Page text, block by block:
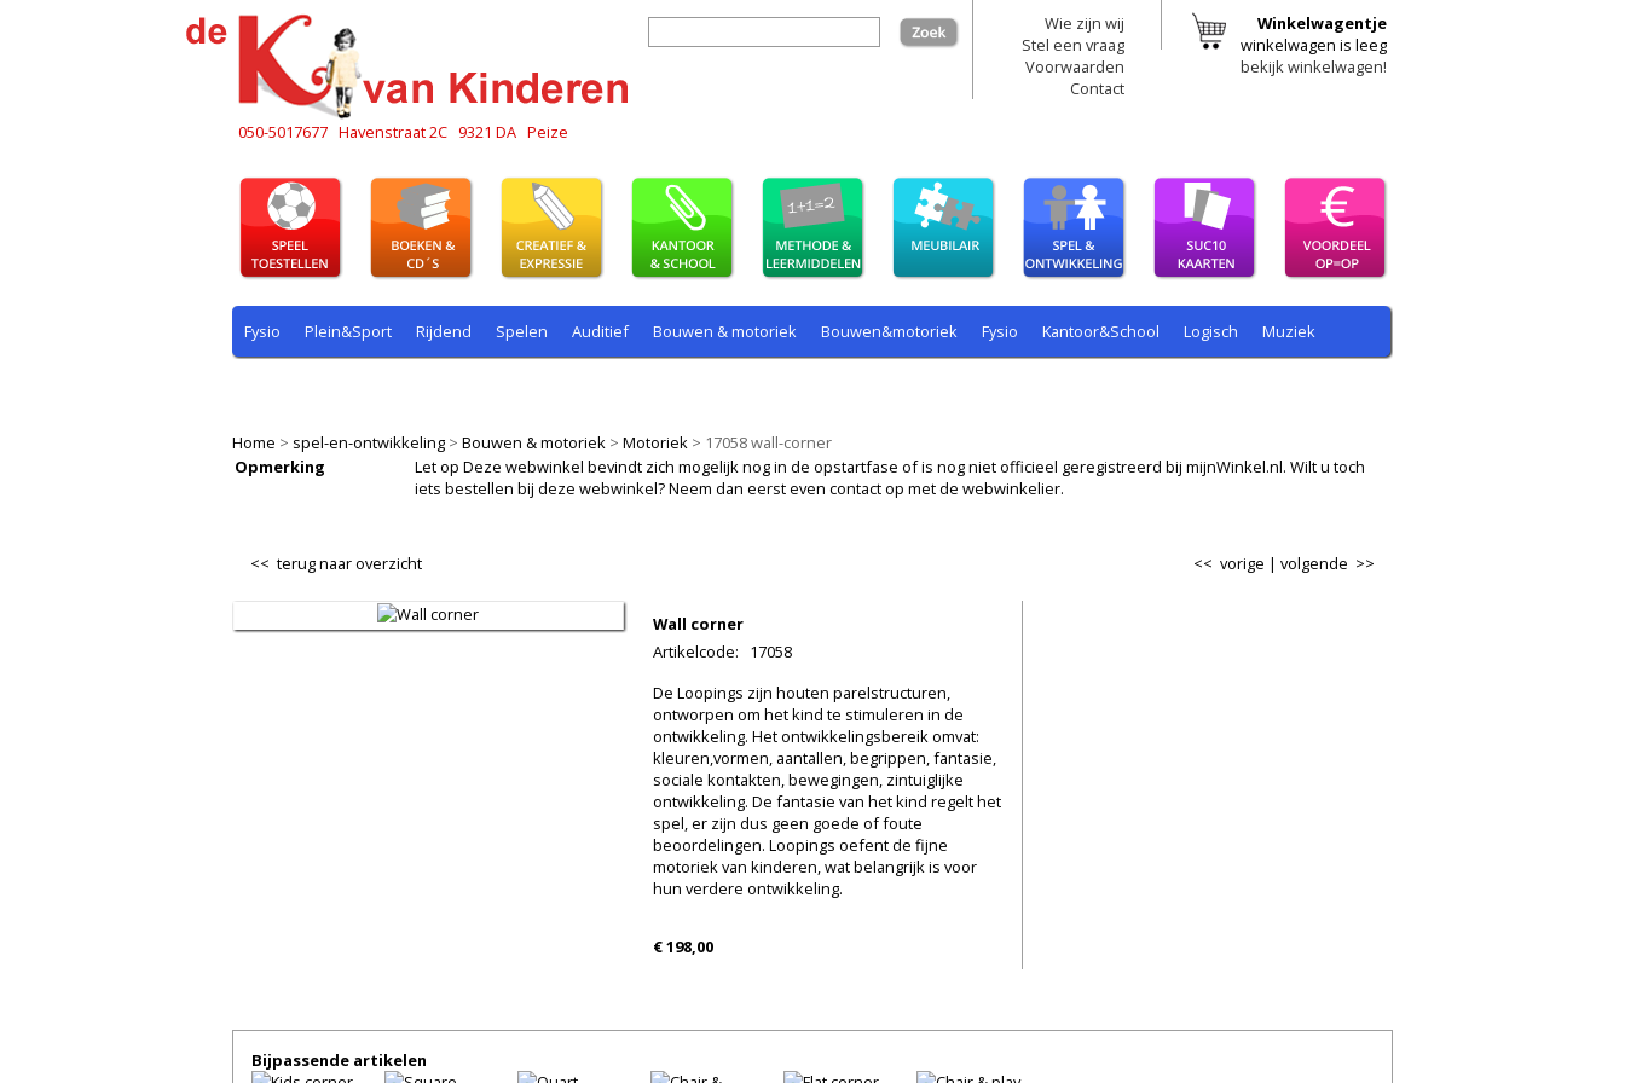
050-5017677 Havenstraat 2C 9321 DA Peize
zoek
Wie zijn wij
Stel een vraag
Voorwaarden
Contact
Winkelwagentje
winkelwagen is leeg
bekijk winkelwagen!
Fysio Plein&Sport Rijdend Spelen Auditief Bouwen & motoriek Bouwen&motoriek Fysio Kantoor&School Logisch Muziek
Home > spel-en-ontwikkeling > Bouwen & motoriek > Motoriek > 17058 wall-corner
Opmerking
Let op Deze webwinkel bevindt zich mogelijk nog in de opstartfase of is nog niet officieel geregistreerd bij mijnWinkel.nl. Wilt u toch
iets bestellen bij deze webwinkel? Neem dan eerst even contact op met de webwinkelier.
<< terug naar overzicht volgende >>
<< vorige |
Wall corner
Artikelcode: 17058
De Loopings zijn houten parelstructuren,
ontworpen om het kind te stimuleren in de
ontwikkeling. Het ontwikkelingsbereik omvat:
kleuren,vormen, aantallen, begrippen, fantasie,
sociale kontakten, bewegingen, zintuiglijke
ontwikkeling. De fantasie van het kind regelt het
spel, er zijn dus geen goede of foute
beoordelingen. Loopings oefent de fijne
motoriek van kinderen, wat belangrijk is voor
hun verdere ontwikkeling.
€ 198,00
Bijpassende artikelen